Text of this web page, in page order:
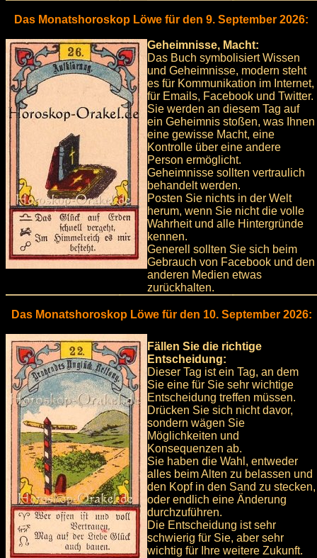
Das Monatshoroskop Löwe für den 9. September 2026:
Geheimnisse, Macht:
Das Buch symbolisiert Wissen
und Geheimnisse, modern steht
es für Kommunikation im Internet,
für Emails, Facebook und Twitter.
Sie werden an diesem Tag auf
ein Geheimnis stoßen, was Ihnen
eine gewisse Macht, eine
Kontrolle über eine andere
Person ermöglicht.
Geheimnisse sollten vertraulich
behandelt werden.
Posten Sie nichts in der Welt
herum, wenn Sie nicht die volle
Wahrheit und alle Hintergründe
kennen.
Generell sollten Sie sich beim
Gebrauch von Facebook und den
anderen Medien etwas
zurückhalten.
Das Monatshoroskop Löwe für den 10. September 2026:
Fällen Sie die richtige
Entscheidung:
Dieser Tag ist ein Tag, an dem
Sie eine für Sie sehr wichtige
Entscheidung treffen müssen.
Drücken Sie sich nicht davor,
sondern wägen Sie
Möglichkeiten und
Konsequenzen ab.
Sie haben die Wahl, entweder
alles beim Alten zu belassen und
den Kopf in den Sand zu stecken,
oder endlich eine Änderung
durchzuführen.
Die Entscheidung ist sehr
schwierig für Sie, aber sehr
wichtig für Ihre weitere Zukunft.